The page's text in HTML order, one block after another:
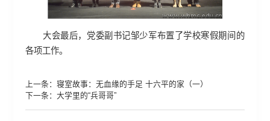
大会最后，党委副书记邹少军布置了学校寒假期间的
各项工作。
上一条：寝室故事：无血缘的手足 十六平的家（一）
下一条：大学里的“兵哥哥”